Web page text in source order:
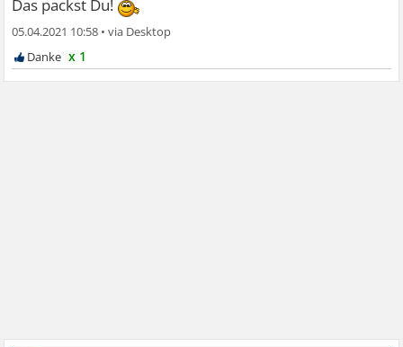
Das packst Du!
05.04.2021 10:58 •
x 1